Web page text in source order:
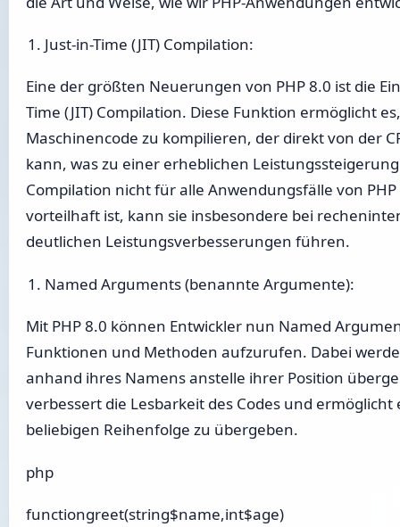
Just-in-Time (JIT) Compilation:
Eine der größten Neuerungen von PHP 8.0 ist die
Time (JIT) Compilation. Diese Funktion ermöglicht
Maschinencode zu kompilieren, der direkt von der
kann, was zu einer erheblichen
Compilation nicht für alle Anwendungsfälle von
vorteilhaft ist, kann sie insbesondere bei
deutlichen Leistungsverbesserungen führen.
Named Arguments (benannte Argumente):
Mit PHP 8.0 können Entwickler nun Named
Funktionen und Methoden aufzurufen. Dabei
anhand ihres Namens anstelle ihrer Position
verbessert die Lesbarkeit des Codes und
beliebigen Reihenfolge zu übergeben.
php
functiongreet(string$name,int$age)